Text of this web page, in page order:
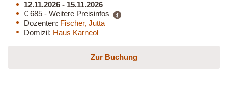
12.11.2026 - 15.11.2026
€ 685 - Weitere Preisinfos
Dozenten: Fischer, Jutta
Domizil: Haus Karneol
Zur Buchung